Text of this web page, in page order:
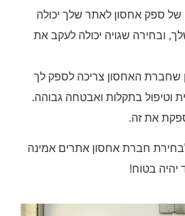
של ספק אחסון לאתר שלך יכולה
ובחירה שגויה יכולה לעקב את
שחברת האחסון צריכה לספק לך
וטיפול בתקלות ואבטחה גבוהה.
את זה.
חברת אחסון אתרים אמינה
בטוח!